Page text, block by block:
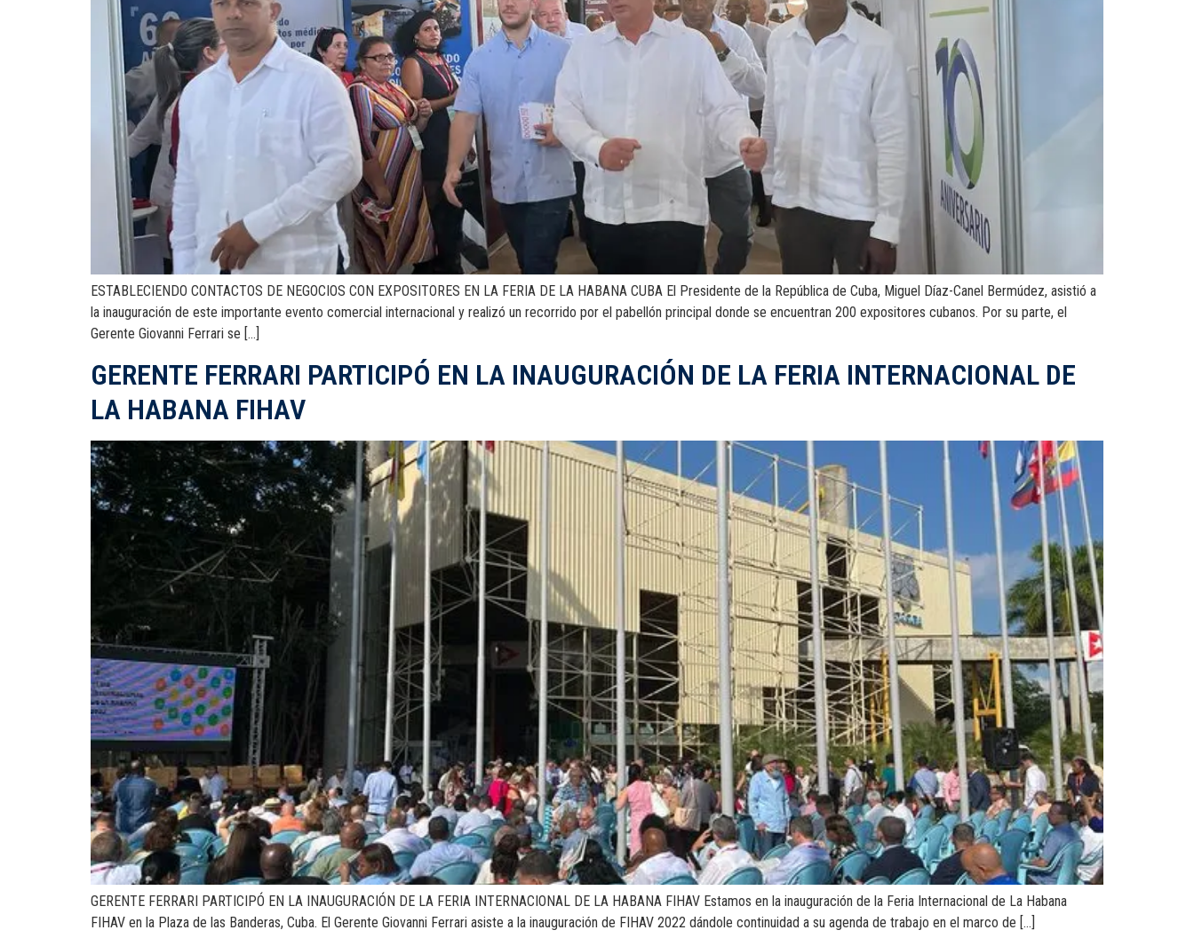
ESTABLECIENDO CONTACTOS DE NEGOCIOS CON EXPOSITORES EN LA FERIA DE LA HABANA CUBA El Presidente de la República de Cuba, Miguel Díaz-Canel Bermúdez, asistió a
la inauguración de este importante evento comercial internacional y realizó un recorrido por el pabellón principal donde se encuentran 200 expositores cubanos. Por su parte, el
Gerente Giovanni Ferrari se […]
GERENTE FERRARI PARTICIPÓ EN LA INAUGURACIÓN DE LA FERIA INTERNACIONAL DE
LA HABANA FIHAV
GERENTE FERRARI PARTICIPÓ EN LA INAUGURACIÓN DE LA FERIA INTERNACIONAL DE LA HABANA FIHAV Estamos en la inauguración de la Feria Internacional de La Habana
FIHAV en la Plaza de las Banderas, Cuba. El Gerente Giovanni Ferrari asiste a la inauguración de FIHAV 2022 dándole continuidad a su agenda de trabajo en el marco de […]